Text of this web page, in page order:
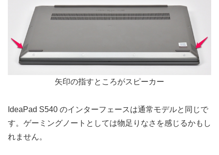
矢印の指すところがスピーカー
IdeaPad S540 のインターフェースは通常モデルと同じで
す。ゲーミングノートとしては物足りなさを感じるかもし
れません。